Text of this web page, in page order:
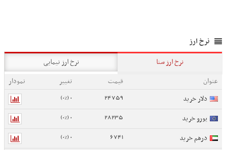
نرخ ارز
نرخ ارز سنا
نرخ ارز نیمایی
عنوان
قیمت تغییر
نمودار
دلار خرید
24759
0 (0%)
یورو خرید 28235
0 (0%)
درهم خرید 6741
0 (0%)